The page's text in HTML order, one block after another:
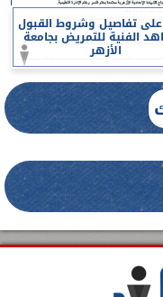
تفاصيل وشروط القبول
الفنية للتمريض بجامعة
الأزهر